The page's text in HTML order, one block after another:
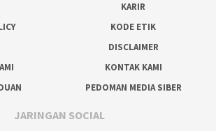
KARIR
KODE ETIK
DISCLAIMER
KONTAK KAMI
PEDOMAN MEDIA SIBER
JARINGAN SOCIAL